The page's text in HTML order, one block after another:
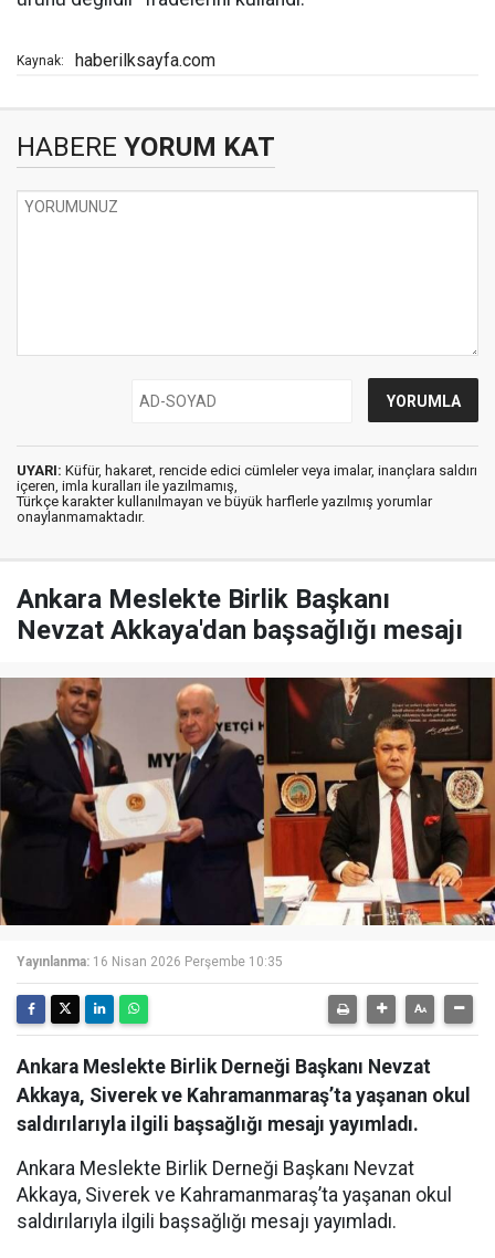
Kaynak: haberilksayfa.com
HABERE YORUM KAT
UYARI: Küfür, hakaret, rencide edici cümleler veya imalar, inançlara saldırı
içeren, imla kuralları ile yazılmamış,
Türkçe karakter kullanılmayan ve büyük harflerle yazılmış yorumlar
onaylanmamaktadır.
Ankara Meslekte Birlik Başkanı
Nevzat Akkaya'dan başsağlığı mesajı
Yayınlanma: 16 Nisan 2026 Perşembe 10:35
Ankara Meslekte Birlik Derneği Başkanı Nevzat
Akkaya, Siverek ve Kahramanmaraş’ta yaşanan okul
saldırılarıyla ilgili başsağlığı mesajı yayımladı.
Ankara Meslekte Birlik Derneği Başkanı Nevzat
Akkaya, Siverek ve Kahramanmaraş’ta yaşanan okul
saldırılarıyla ilgili başsağlığı mesajı yayımladı.